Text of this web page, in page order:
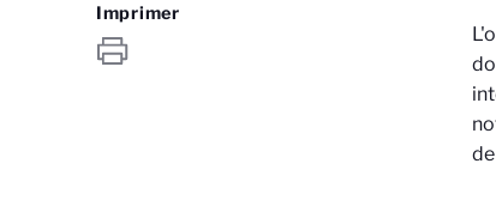
Imprimer